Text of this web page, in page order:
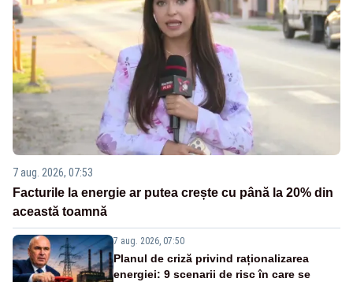
7 aug. 2026, 07:53
Facturile la energie ar putea crește cu până la 20% din
această toamnă
7 aug. 2026, 07:50
Planul de criză privind raționalizarea
energiei: 9 scenarii de risc în care se